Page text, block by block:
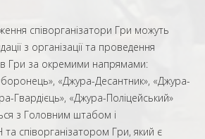
співорганізатори Гри можуть
з організації та проведення
Гри за окремими напрямами:
«Джура-Десантник», «Джура-
Гвардієць», «Джура-Поліцейський»
з Головним штабом і
співорганізатором Гри, який є